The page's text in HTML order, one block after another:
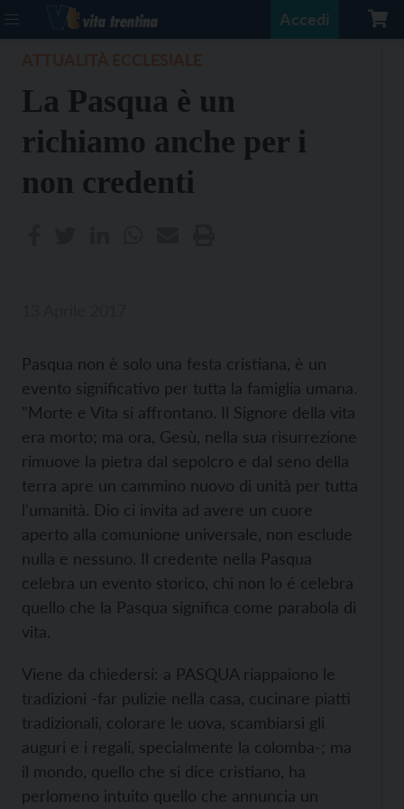
Accedi
La Pasqua è un
richiamo anche per i
non credenti
Pasqua non è solo una festa cristiana, è un
evento significativo per tutta la famiglia umana.
"Morte e Vita si affrontano. Il Signore della vita
era morto; ma ora, Gesù, nella sua risurrezione
rimuove la pietra dal sepolcro e dal seno della
terra apre un cammino nuovo di unità per tutta
l'umanità. Dio ci invita ad avere un cuore
aperto alla comunione universale, non esclude
nulla e nessuno. Il credente nella Pasqua
celebra un evento storico, chi non lo é celebra
quello che la Pasqua significa come parabola di
vita.
Viene da chiedersi: a PASQUA riappaiono le
tradizioni -far pulizie nella casa, cucinare piatti
tradizionali, colorare le uova, scambiarsi gli
auguri e i regali, specialmente la colomba-; ma
il mondo, quello che si dice cristiano, ha
perlomeno intuito quello che annuncia un